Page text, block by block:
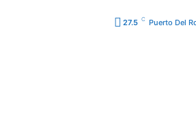
27.5 C Puerto Del